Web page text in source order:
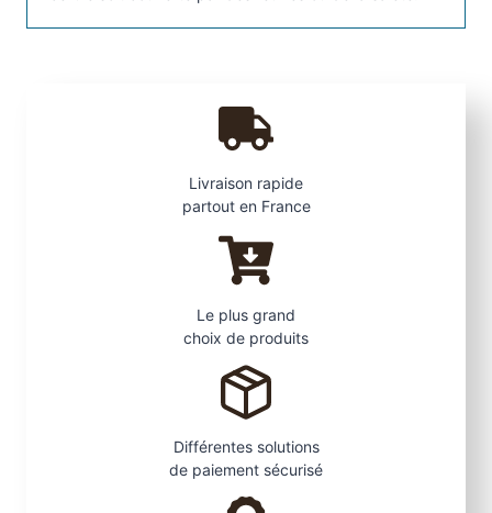
s
p
o
u
r
s
p
o
t
s
L
E
D
Livraison rapide
partout en France
Le plus grand
choix de produits
Différentes solutions
de paiement sécurisé